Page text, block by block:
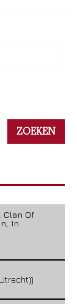
ZOEKEN
Clan Of
In